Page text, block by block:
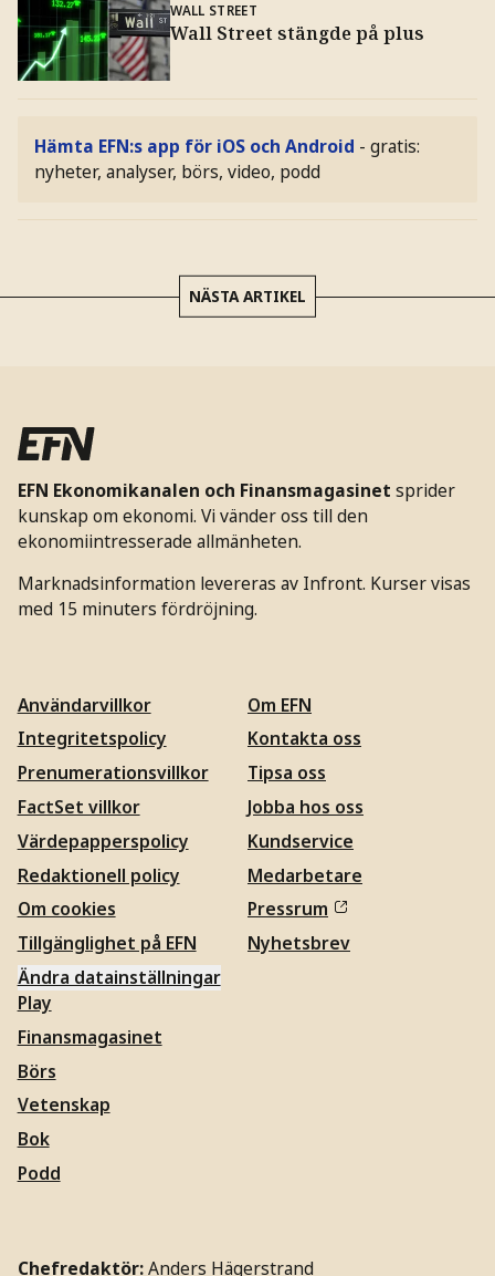
WALL STREET
Wall Street stängde på plus
Hämta EFN:s app för iOS och Android - gratis:
nyheter, analyser, börs, video, podd
NÄSTA ARTIKEL
EFN Ekonomikanalen och Finansmagasinet sprider
kunskap om ekonomi. Vi vänder oss till den
ekonomiintresserade allmänheten.
Marknadsinformation levereras av Infront. Kurser visas
med 15 minuters fördröjning.
Användarvillkor
Integritetspolicy
Prenumerationsvillkor
FactSet villkor
Värdepapperspolicy
Redaktionell policy
Om cookies
Tillgänglighet på EFN
Ändra datainställningar
Om EFN
Kontakta oss
Tipsa oss
Jobba hos oss
Kundservice
Medarbetare
Pressrum
Nyhetsbrev
Play
Finansmagasinet
Börs
Vetenskap
Bok
Podd
Chefredaktör:Anders Hägerstrand